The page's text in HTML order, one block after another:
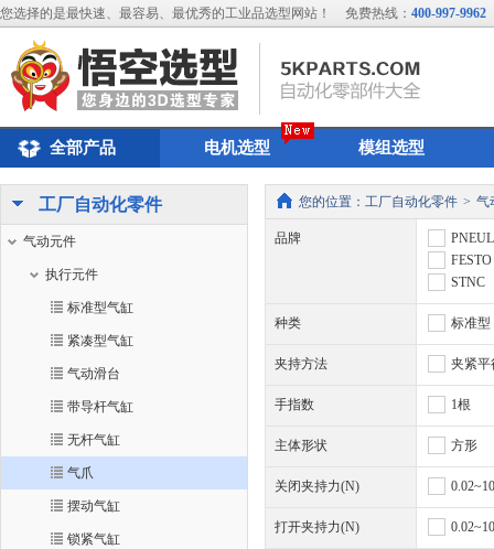
您选择的是最快速、最容易、最优秀的工业品选型网站！ 免费热线： 400-997-9962
全部产品 电机选型 模组选型
工厂自动化零件
气动元件
执行元件
标准型气缸
紧凑型气缸
气动滑台
带导杆气缸
无杆气缸
气爪
摆动气缸
锁紧气缸
您的位置： 工厂自动化零件 > 气
品牌
FESTO
STNC
种类 标准型
夹持方法 夹紧平
手指数 1根
主体形状 方形
关闭夹持力(N) 0.02~10
打开夹持力(N) 0.02~10